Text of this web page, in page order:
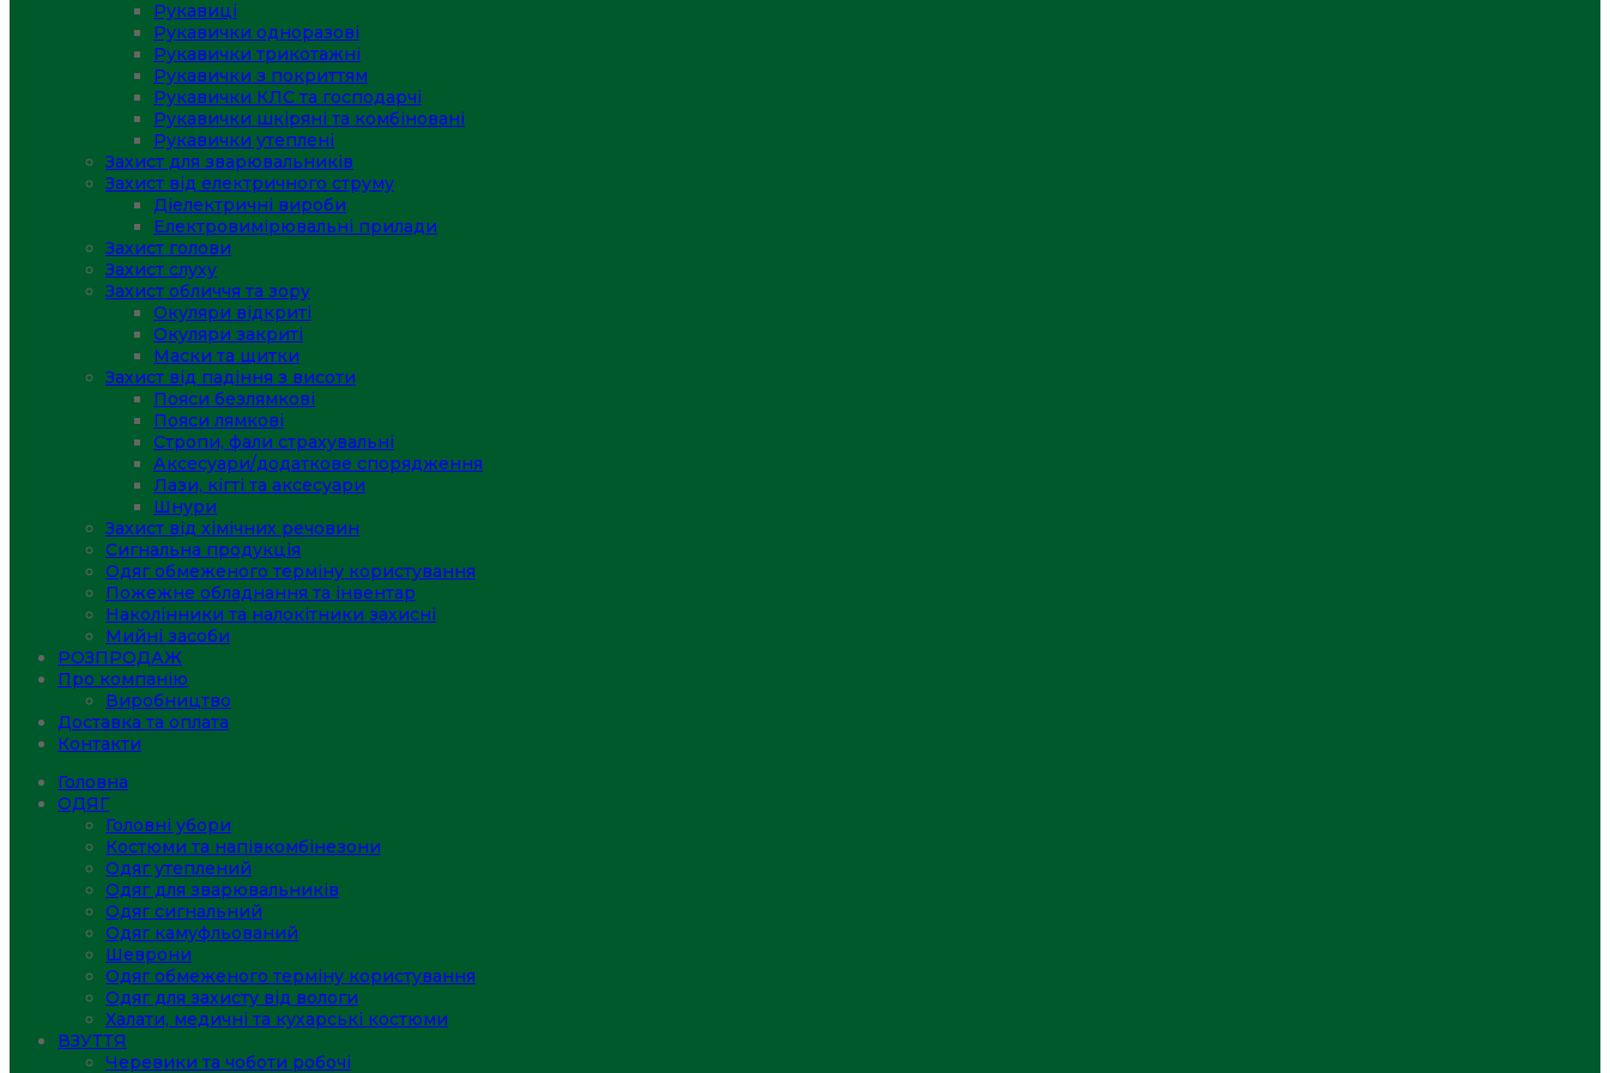
Рукавиці
Рукавички одноразові
Рукавички трикотажні
Рукавички з покриттям
Рукавички КЛС та господарчі
Рукавички шкіряні та комбіновані
Рукавички утеплені
Захист для зварювальників
Захист від електричного струму
Діелектричні вироби
Електровимірювальні прилади
Захист голови
Захист слуху
Захист обличчя та зору
Окуляри відкриті
Окуляри закриті
Маски та щитки
Захист від падіння з висоти
Пояси безлямкові
Пояси лямкові
Стропи, фали страхувальні
Аксесуари/додаткове спорядження
Лази, кігті та аксесуари
Шнури
Захист від хімічних речовин
Сигнальна продукція
Одяг обмеженого терміну користування
Пожежне обладнання та інвентар
Наколінники та налокітники захисні
Мийні засоби
РОЗПРОДАЖ
Про компанію
Виробництво
Доставка та оплата
Контакти
Головна
ОДЯГ
Головні убори
Костюми та напівкомбінезони
Одяг утеплений
Одяг для зварювальників
Одяг сигнальний
Одяг камуфльований
Шеврони
Одяг обмеженого терміну користування
Одяг для захисту від вологи
Халати, медичні та кухарські костюми
ВЗУТТЯ
Черевики та чоботи робочі